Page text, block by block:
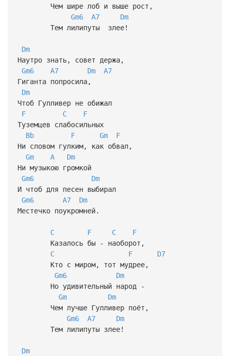
Чем шире лоб и выше рост,
Gm6
A7
Dm
Тем лилипуты злее!
Dm
Наутро знать, совет держа,
Gm6
A7 Dm
A7
Гиганта попросила,
Dm
Чтоб Гулливер не обижал
F
C
F
Туземцев слабосильных
Bb
F Gm
F
Ни словом гулким, как обвал,
Gm
A
Dm
Ни музыкою громкой
Gm6
Dm
И чтоб для песен выбирал
Gm6
A7
Dm
Местечко поукромней.
C F C
F
Казалось бы - наоборот,
C
F
D7
Кто с миром, тот мудрее,
Gm6
Dm
Но удивительный народ -
Gm
Dm
Чем лучше Гулливер поёт,
Gm6
A7
Dm
Тем лилипуты злее!
Dm